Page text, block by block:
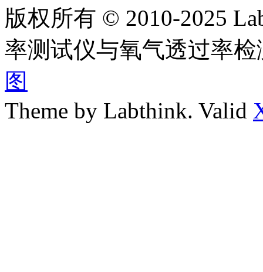
版权所有 © 2010-2025
率测试仪与氧气透过率
图
Theme by Labthink. Valid